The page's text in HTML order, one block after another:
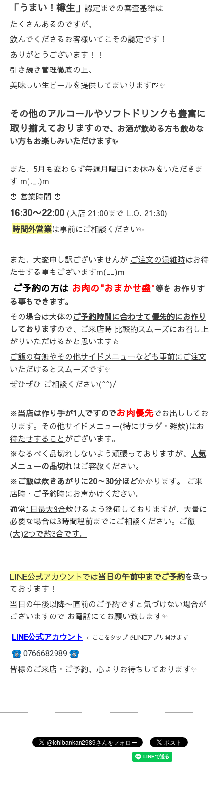
「うまい！樽生」 認定までの審査基準は
たくさんあるのですが、
飲んでくださるお客様いてこその認定です！
ありがとうございます！！
引き続き管理徹底の上、
美味しい生ビールを提供してまいります🍺✨
その他のアルコールやソフトドリンクも豊富に
取り揃えておりますので、お酒が飲める方も飲めな
い方もお楽しみいただけます✨
また、5月も変わらず毎週月曜日にお休みをいただきま
す m(._.)m
⏰ 営業時間 ⏰
16:30〜22:00 (入店 21:00まで L.O. 21:30)
時間外営業は事前にご相談ください✨
また、大変申し訳ございませんが ご注文の混雑時はお待
たせする事もございますm(__)m
ご予約の方は お肉の"おまかせ盛"等を お作りす
る事もできます。
その場合は大体のご予約時間に合わせて優先的にお作り
しておりますので、ご来店時 比較的スムーズにお召し上
がりいただけるかと思います☆
ご飯の有無やその他サイドメニューなども事前にご注文
いただけるとスムーズです✨
ぜひぜひ ご相談ください(^^)/
※当店は作り手が1人ですのでお肉優先でお出ししてお
ります。 その他サイドメニュー(特にサラダ・雑炊)はお
待たせすることがございます。
※なるべく品切れしないよう頑張っておりますが、 人気
メニューの品切れはご容赦ください。
※ご飯は炊きあがりに20～30分ほどかかります。
ご来
店時・ご予約時にお声かけください。
通常1日最大9合炊けるよう準備しておりますが、大量に
必要な場合は3時間程前までにご相談ください。 ご飯
(大)2つで約3合です。
LINE公式アカウントでは当日の午前中までご予約を承っ
ております！
当日の午後以降〜直前のご予約ですと気づけない場合が
ございますので お電話にてお願い致します✨
LINE公式アカウント ←ここをタップでLINEアプリ開けます
0766682989
皆様のご来店・ご予約、心よりお待ちしております✨